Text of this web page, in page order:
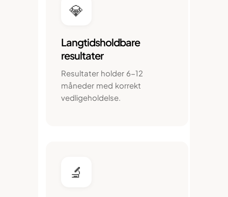
💎
Langtidsholdbare
resultater
Resultater holder 6-12
måneder med korrekt
vedligeholdelse.
🔬